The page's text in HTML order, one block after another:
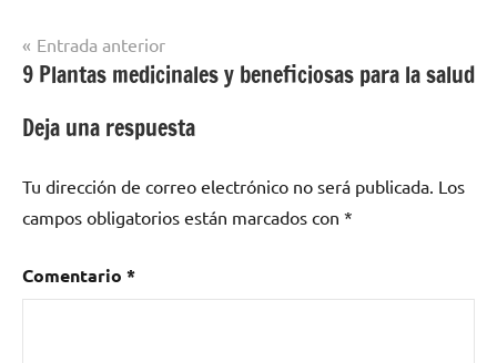
Navegación
de
entradas
Entrada anterior
9 Plantas medicinales y beneficiosas para la salud
Deja una respuesta
Tu dirección de correo electrónico no será publicada. Los
campos obligatorios están marcados con *
Comentario *